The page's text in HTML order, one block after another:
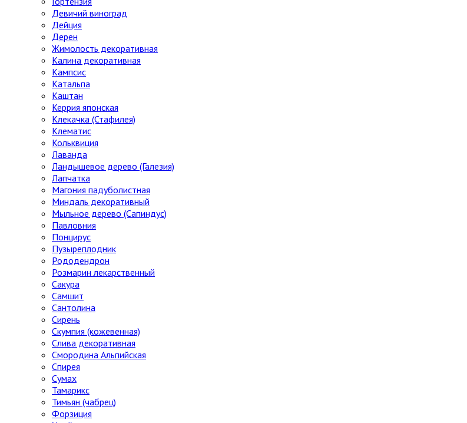
Девичий виноград
Дейция
Дерен
Жимолость декоративная
Калина декоративная
Кампсис
Катальпа
Каштан
Керрия японская
Клекачка (Стафилея)
Клематис
Кольквиция
Лаванда
Ландышевое дерево (Галезия)
Лапчатка
Магония падуболистная
Миндаль декоративный
Мыльное дерево (Сапиндус)
Павловния
Понцирус
Пузыреплодник
Рододендрон
Розмарин лекарственный
Сакура
Самшит
Сантолина
Сирень
Скумпия (кожевенная)
Слива декоративная
Смородина Альпийская
Спирея
Сумах
Тамарикс
Тимьян (чабрец)
Форзиция